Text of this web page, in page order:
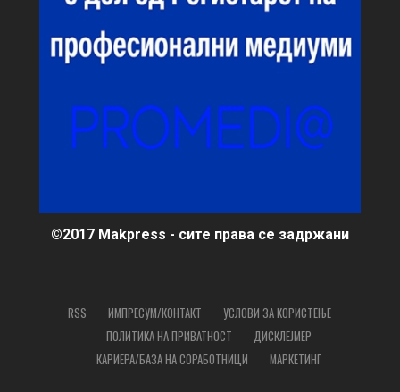
©2017 Makpress - сите права се задржани
RSS ИМПРЕСУМ/КОНТАКТ
УСЛОВИ ЗА КОРИСТЕЊЕ
ПОЛИТИКА НА ПРИВАТНОСТ
ДИСКЛЕЈМЕР
КАРИЕРА/БАЗА НА СОРАБОТНИЦИ
МАРКЕТИНГ